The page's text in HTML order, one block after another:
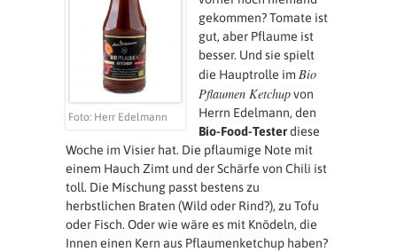
Foto: Herr Edelmann
gekommen? Tomate ist
gut, aber Pflaume ist
besser. Und sie spielt
die Hauptrolle im Bio
Pflaumen Ketchupvon
Herrn Edelmann, den
Bio-Food-Testerdiese
Woche im Visier hat. Die pflaumige Note mit
einem Hauch Zimt und der Schärfe von Chili ist
toll. Die Mischung passt bestens zu
herbstlichen Braten (Wild oder Rind?), zu Tofu
oder Fisch. Oder wie wäre es mit Knödeln, die
Innen einen Kern aus Pflaumenketchup haben?